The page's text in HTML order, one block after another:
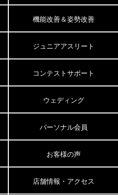
機能改善＆姿勢改善
ジュニアアスリート
コンテストサポート
ウェディング
パーソナル会員
お客様の声
店舗情報・アクセス